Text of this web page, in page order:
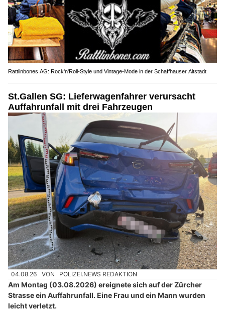
Rattlinbones AG: Rock'n'Roll-Style und Vintage-Mode in der Schaffhauser Altstadt
St.Gallen SG: Lieferwagenfahrer verursacht
Auffahrunfall mit drei Fahrzeugen
04.08.26 VON POLIZEI.NEWS REDAKTION
Am Montag (03.08.2026) ereignete sich auf der Zürcher
Strasse ein Auffahrunfall. Eine Frau und ein Mann wurden
leicht verletzt.